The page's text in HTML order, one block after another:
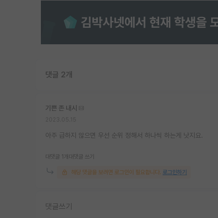
댓글 2개
기쁜 존 내시
아주 급하지 않으면 우선 순위 정해서 하나씩 하는게 낫지요.
대댓글 1개 대댓글 쓰기
해당 댓글을 보려면 로그인이 필요합니다. 로그인하기
댓글쓰기